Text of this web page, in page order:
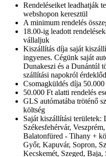
Rendeléseiket leadhatják
webshopon keresztül
A minimum rendelés
18.00-ig leadott
vállaljuk
Kiszállítás díja saját
ingyenes. Cégünk saját
Dunakeszi és a Dunántúl
szállítási napokról
Csomagküldés díja
50.000 Ft alatti rendelés
GLS autómatába tröténő
költség
Saját kiszállítási területek:
Székesfehérvár,
Balatonfüred - Tihany +
Győr, Kapuvár, Sopron,
Kecskemét, Szeged, Baja,